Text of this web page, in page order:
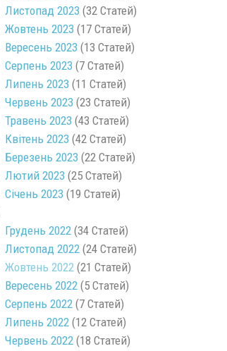
Листопад 2023 (32 Статей)
Жовтень 2023 (17 Статей)
Вересень 2023 (13 Статей)
Серпень 2023 (7 Статей)
Липень 2023 (11 Статей)
Червень 2023 (23 Статей)
Травень 2023 (43 Статей)
Квітень 2023 (42 Статей)
Березень 2023 (22 Статей)
Лютий 2023 (25 Статей)
Січень 2023 (19 Статей)
Грудень 2022(34 Статей)
Листопад 2022(24 Статей)
Жовтень 2022 (21 Статей)
Вересень 2022(5 Статей)
Серпень 2022(7 Статей)
Липень 2022(12 Статей)
Червень 2022(18 Статей)